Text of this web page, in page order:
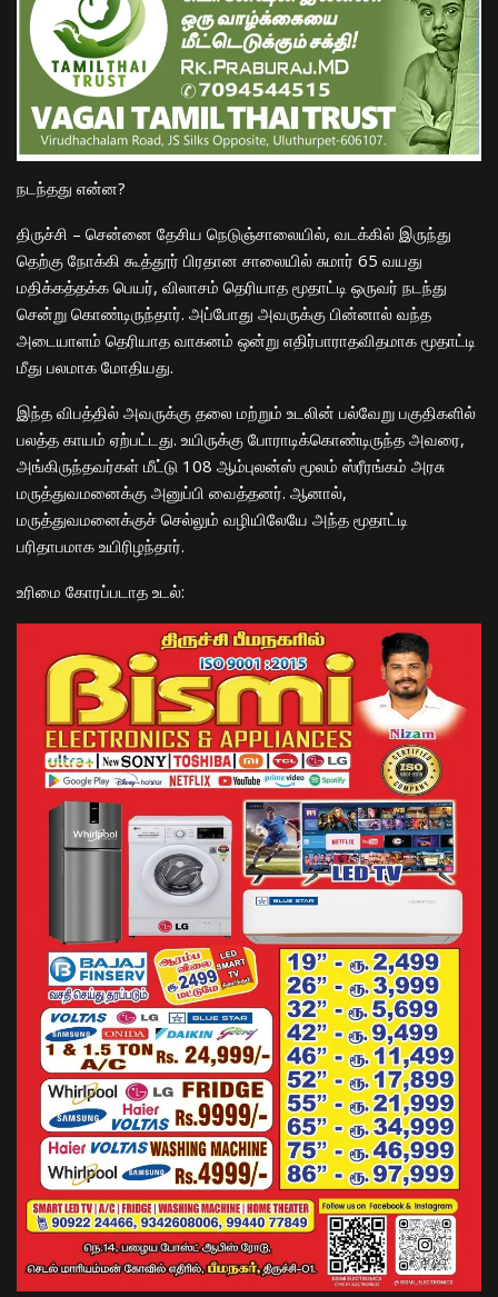
​நடந்தது என்ன?
​திருச்சி – சென்னை தேசிய நெடுஞ்சாலையில், வடக்கில் இருந்து
தெற்கு நோக்கி கூத்தூர் பிரதான சாலையில் சுமார் 65 வயது
மதிக்கத்தக்க பெயர், விலாசம் தெரியாத மூதாட்டி ஒருவர் நடந்து
சென்று கொண்டிருந்தார். அப்போது அவருக்கு பின்னால் வந்த
அடையாளம் தெரியாத வாகனம் ஒன்று எதிர்பாராதவிதமாக மூதாட்டி
மீது பலமாக மோதியது.
​இந்த விபத்தில் அவருக்கு தலை மற்றும் உடலின் பல்வேறு பகுதிகளில்
பலத்த காயம் ஏற்பட்டது. உயிருக்கு போராடிக்கொண்டிருந்த அவரை,
அங்கிருந்தவர்கள் மீட்டு 108 ஆம்புலன்ஸ் மூலம் ஸ்ரீரங்கம் அரசு
மருத்துவமனைக்கு அனுப்பி வைத்தனர். ஆனால்,
மருத்துவமனைக்குச் செல்லும் வழியிலேயே அந்த மூதாட்டி
பரிதாபமாக உயிரிழந்தார்.
​உரிமை கோரப்படாத உடல்: